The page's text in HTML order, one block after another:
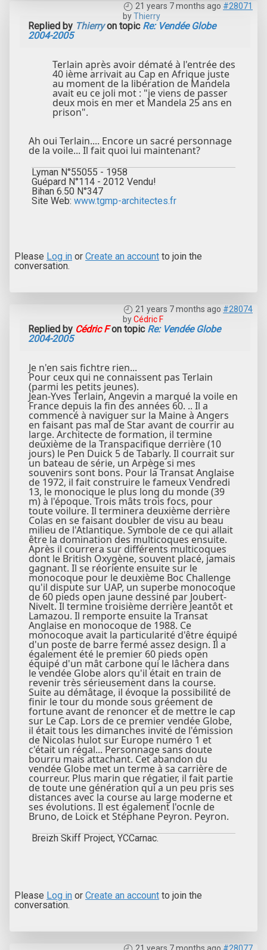
21 years 7 months ago #28071
byThierry
Replied by Thierryon topic Re: Vendée Globe
2004-2005
Terlain après avoir dématé à l'entrée des
40 ième arrivait au Cap en Afrique juste
au moment de la libération de Mandela
avait eu ce joli mot : "je viens de passer
deux mois en mer et Mandela 25 ans en
prison".
Ah oui Terlain.... Encore un sacré personnage
de la voile... Il fait quoi lui maintenant?
Lyman N°55055 - 1958
Guépard N°114 - 2012 Vendu!
Bihan 6.50 N°347
Site Web: www.tgmp-architectes.fr
Please Log in or Create an account to join the
conversation.
21 years 7 months ago #28074
byCédric F
Replied by Cédric Fon topic Re: Vendée Globe
2004-2005
Je n'en sais fichtre rien...
Pour ceux qui ne connaissent pas Terlain
(parmi les petits jeunes).
Jean-Yves Terlain, Angevin a marqué la voile en
France depuis la fin des années 60. .. Il a
commencé à naviguer sur la Maine à Angers
en faisant pas mal de Star avant de courrir au
large. Architecte de formation, il termine
deuxième de la Transpacifique derrière (10
jours) le Pen Duick 5 de Tabarly. Il courrait sur
un bateau de série, un Arpège si mes
souvenirs sont bons. Pour la Transat Anglaise
de 1972, il fait construire le fameux Vendredi
13, le monocique le plus long du monde (39
m) à l'époque. Trois mâts trois focs, pour
toute voilure. Il terminera deuxième derrière
Colas en se faisant doubler de visu au beau
milieu de l'Atlantique. Symbole de ce qui allait
être la domination des multicoques ensuite.
Après il courrera sur différents multicoques
dont le British Oxygène, souvent placé, jamais
gagnant. Il se réoriente ensuite sur le
monocoque pour le deuxième Boc Challenge
qu'il dispute sur UAP, un superbe monocoque
de 60 pieds open jaune dessiné par Joubert-
Nivelt. Il termine troisième derrière Jeantôt et
Lamazou. Il remporte ensuite la Transat
Anglaise en monocoque de 1988. Ce
monocoque avait la particularité d'être équipé
d'un poste de barre fermé assez design. Il a
également été le premier 60 pieds open
équipé d'un mât carbone qui le lâchera dans
le vendée Globe alors qu'il était en train de
revenir très sérieusement dans la course.
Suite au démâtage, il évoque la possibilité de
finir le tour du monde sous gréement de
fortune avant de renoncer et de mettre le cap
sur Le Cap. Lors de ce premier vendée Globe,
il était tous les dimanches invité de l'émission
de Nicolas hulot sur Europe numéro 1 et
c'était un régal... Personnage sans doute
bourru mais attachant. Cet abandon du
vendée Globe met un terme à sa carrière de
courreur. Plus marin que régatier, il fait partie
de toute une génération qui a un peu pris ses
distances avec la course au large moderne et
ses évolutions. Il est également l'ocnle de
Bruno, de Loïck et Stéphane Peyron. Peyron.
Breizh Skiff Project, YCCarnac.
Please Log in or Create an account to join the
conversation.
21 years 7 months ago #28077